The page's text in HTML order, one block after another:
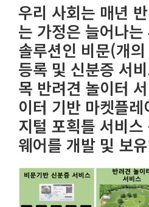
우리 사회는 매년
는 가정은 늘어나
솔루션인 비문(개
등록 및 신분증 서
목 반려견 놀이터
이터 기반 마켓플
지털 포획틀 서비
웨어를 개발 및 보